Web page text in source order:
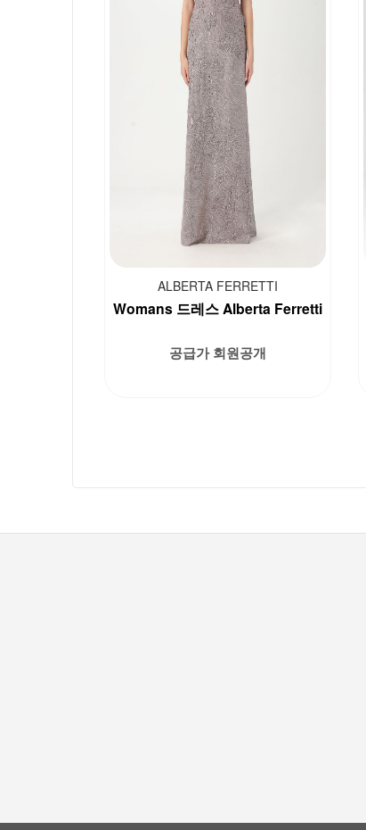
ALBERTA FERRETTI
Womans 드레스 Alberta Ferretti
공급가 회원공개